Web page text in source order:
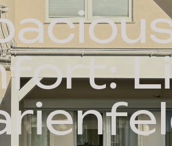
DE
aciou
fort: Li
rienfel